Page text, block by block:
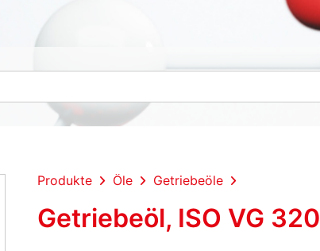
Produkte Öle Getriebeöle
Getriebeöl, ISO VG 320